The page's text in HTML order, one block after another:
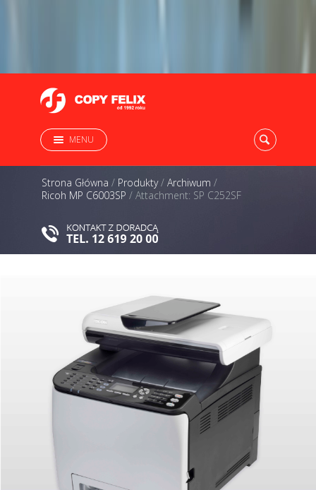
MENU
Strona Główna / Produkty/ Archiwum /
Ricoh MP C6003SP / Attachment: SP C252SF